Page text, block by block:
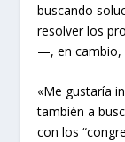
buscando
resolver los
—, en cambio,
«Me gustaría
también a
con los